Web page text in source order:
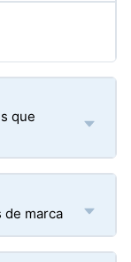
que
de marca